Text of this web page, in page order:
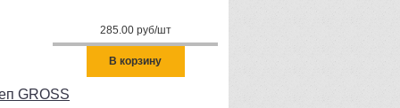
285.00 руб/шт
В корзину
GROSS